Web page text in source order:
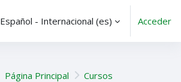
Español - Internacional ‎(es)‎ Acceder
Página Principal
Cursos